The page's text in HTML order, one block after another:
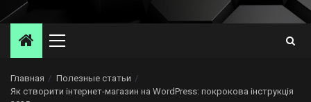
Основное
Главная
Полезные статьи
Як створити інтернет-магазин на WordPress: покрокова інструкція